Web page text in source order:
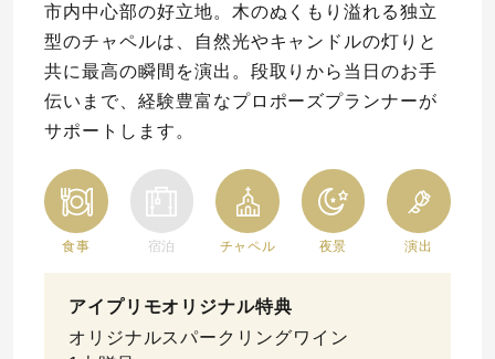
市内中心部の好立地。木のぬくもり溢れる独立
型のチャペルは、自然光やキャンドルの灯りと
共に最高の瞬間を演出。段取りから当日のお手
伝いまで、経験豊富なプロポーズプランナーが
サポートします。
食事 宿泊 チャペル 夜景 演出
アイプリモオリジナル特典
オリジナルスパークリングワイン